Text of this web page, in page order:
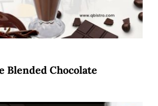
Blended Chocolate